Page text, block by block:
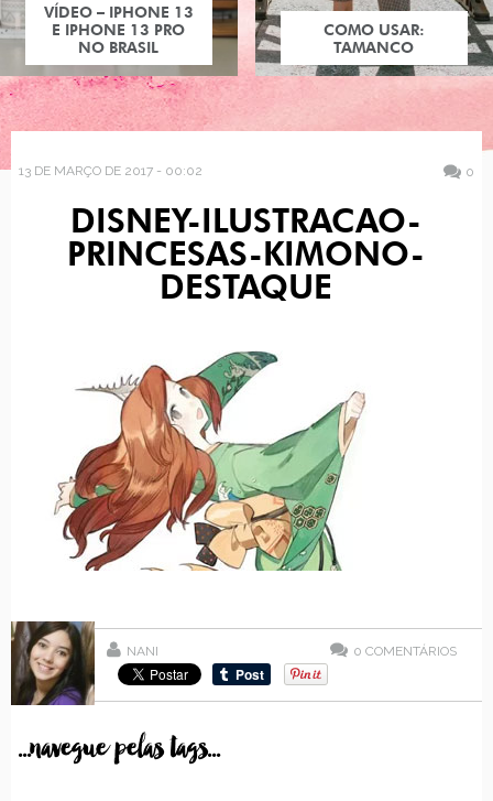
VÍDEO – IPHONE 13
E IPHONE 13 PRO
NO BRASIL
COMO USAR:
TAMANCO
13 DE MARÇO DE 2017 - 00:02 0
DISNEY-ILUSTRACAO-
PRINCESAS-KIMONO-
DESTAQUE
NANI 0 COMENTÁRIOS
...navegue pelas tags...